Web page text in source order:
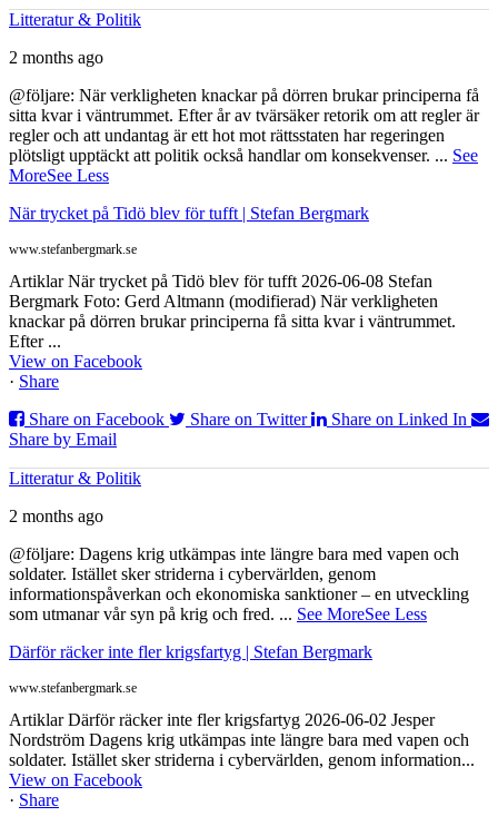
Litteratur & Politik
2 months ago
@följare: När verkligheten knackar på dörren brukar principerna få
sitta kvar i väntrummet. Efter år av tvärsäker retorik om att regler är
regler och att undantag är ett hot mot rättsstaten har regeringen
plötsligt upptäckt att politik också handlar om konsekvenser. ... See
MoreSee Less
När trycket på Tidö blev för tufft | Stefan Bergmark
www.stefanbergmark.se
Artiklar När trycket på Tidö blev för tufft 2026-06-08 Stefan
Bergmark Foto: Gerd Altmann (modifierad) När verkligheten
knackar på dörren brukar principerna få sitta kvar i väntrummet.
Efter ...
View on Facebook
· Share
Share on Facebook
Share on Twitter
Share on Linked In
Share by Email
Litteratur & Politik
2 months ago
@följare: Dagens krig utkämpas inte längre bara med vapen och
soldater. Istället sker striderna i cybervärlden, genom
informationspåverkan och ekonomiska sanktioner – en utveckling
som utmanar vår syn på krig och fred. ... See MoreSee Less
Därför räcker inte fler krigsfartyg | Stefan Bergmark
www.stefanbergmark.se
Artiklar Därför räcker inte fler krigsfartyg 2026-06-02 Jesper
Nordström Dagens krig utkämpas inte längre bara med vapen och
soldater. Istället sker striderna i cybervärlden, genom information...
View on Facebook
· Share